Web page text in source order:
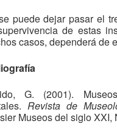
puede dejar pasar el
de estas
casos, dependerá de
G. (2001).
Revista de
Museos del siglo XXI,